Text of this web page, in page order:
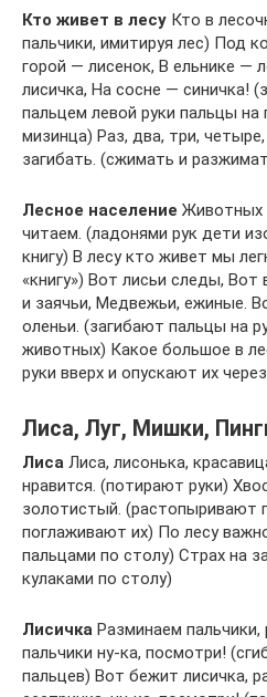
Кто живет в лесу Кто в
пальчики, имитируя лес) Под
горой — лисенок, В ельнике —
лисичка, На сосне — синичка!
пальцем левой руки пальцы на
мизинца) Раз, два, три,
загибать. (сжимать и
Лесное население Животных
читаем. (ладонями рук дети
книгу) В лесу кто живет мы
«книгу») Вот лисьи следы, Вот
и заячьи, Медвежьи, ежиные.
оленьи. (загибают пальцы на
животных) Какое большое в
руки вверх и опускают их
Лиса, Луг, Мишки,
Лиса Лиса, лисонька,
нравится. (потирают руки)
золотистый. (растопыривают
поглаживают их) По лесу
пальцами по столу) Страх на
кулаками по столу)
Лисичка Разминаем
пальчики ну-ка, посмотри!
пальцев) Вот бежит лисичка,